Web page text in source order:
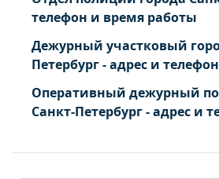
телефон и время работы
Дежурный участковый
Петербург - адрес и телефон
Оперативный дежурный
Санкт-Петербург - адрес и